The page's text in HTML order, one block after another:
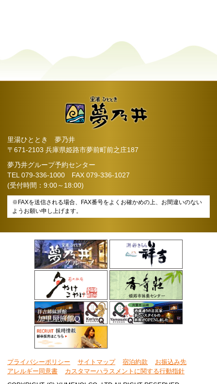
里湯ひととき 夢乃井
〒671-2103 兵庫県姫路市夢前町前之庄187
夢乃井グループ予約センター
TEL 079-336-1000 FAX 079-336-1027
(受付時間：9:00～18:00)
※FAXを送信される場合、FAX番号をよくお確かめの上、お間違いのない
ようお願い申し上げます。
プライバシーポリシー サイトマップ 宿泊約款
お振込み先
アレルギー同意書
カスタマーハラスメントに関する行動指針